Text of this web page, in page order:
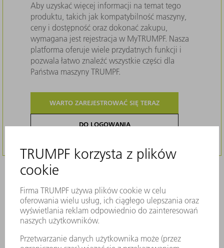
Aby uzyskać więcej informacji na temat tego
produktu, takich jak kompatybilność maszyny,
ceny i dostępność oraz dokonać zakupu,
wymagana jest rejestracja w MyTRUMPF. Nasza
platforma oferuje wiele przydatnych funkcji i
pozwala łatwo znaleźć wszystkie części dla
Państwa maszyny TRUMPF.
WARTO ZAREJESTROWAĆ SIĘ TERAZ
DO LOGOWANIA